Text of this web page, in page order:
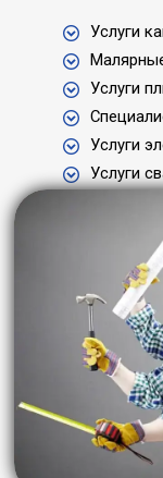
Услуги
Услуги
Услуги
Услуги